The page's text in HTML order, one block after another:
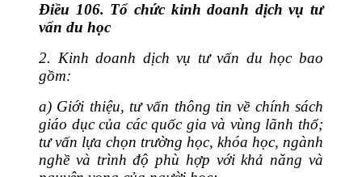
Điều 106. Tổ chức kinh doanh dịch vụ tư
vấn du học
2. Kinh doanh dịch vụ tư vấn du học bao
gồm:
a) Giới thiệu, tư vấn thông tin về chính sách
giáo dục của các quốc gia và vùng lãnh thổ;
tư vấn lựa chọn trường học, khóa học, ngành
nghề và trình độ phù hợp với khả năng và